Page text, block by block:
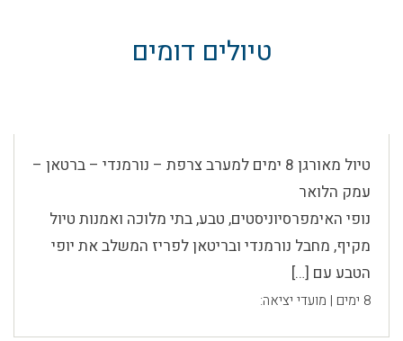
טיולים דומים
טיול מאורגן 8 ימים למערב צרפת – נורמנדי – ברטאן –
עמק הלואר
נופי האימפרסיוניסטים, טבע, בתי מלוכה ואמנות טיול
מקיף, מחבל נורמנדי ובריטאן לפריז המשלב את יופי
הטבע עם […]
8 ימים | מועדי יציאה: